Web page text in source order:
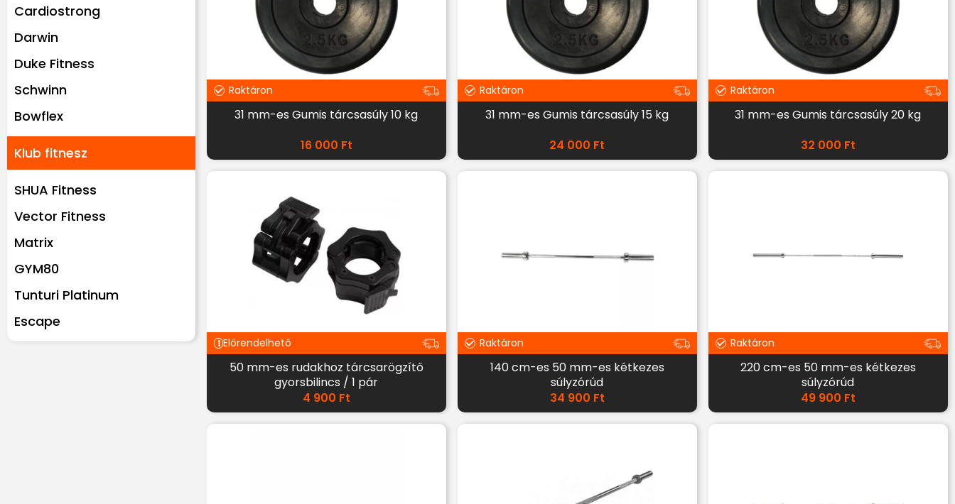
Cardiostrong
Darwin
Duke Fitness
Schwinn
Bowflex
Klub fitnesz
SHUA Fitness
Vector Fitness
Matrix
GYM80
Tunturi Platinum
Escape
Raktáron
31 mm-es Gumis tárcsasúly 10 kg
16 000 Ft
Raktáron
31 mm-es Gumis tárcsasúly 15 kg
24 000 Ft
Raktáron
31 mm-es Gumis tárcsasúly 20 kg
32 000 Ft
Előrendelhető
50 mm-es rudakhoz tárcsarögzítő
gyorsbilincs / 1 pár
4 900 Ft
Raktáron
140 cm-es 50 mm-es kétkezes
súlyzórúd
34 900 Ft
Raktáron
220 cm-es 50 mm-es kétkezes
súlyzórúd
49 900 Ft